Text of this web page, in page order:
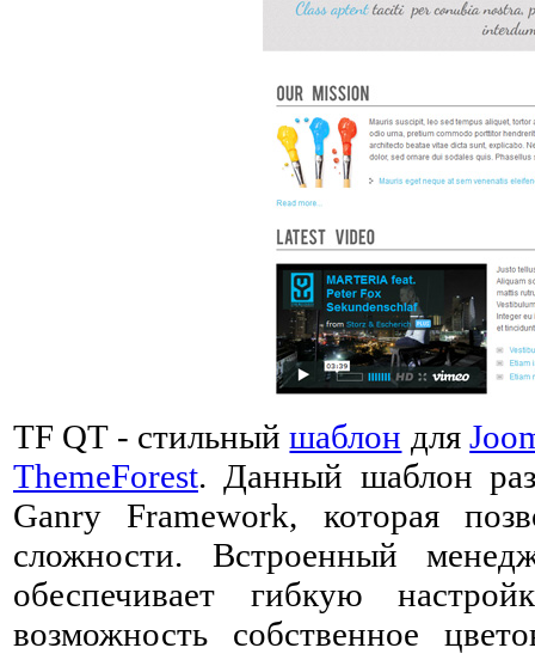
TF QT - стильныйшаблон для
ThemeForest. Данный шаблон
Ganry Framework, которая
сложности. Встроенный
обеспечивает гибкую
возможность собственное